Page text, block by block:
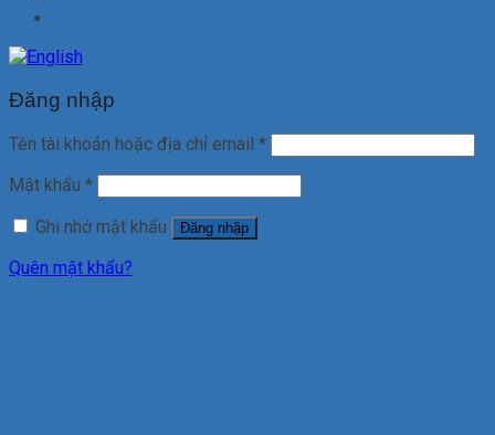
Đăng nhập
Tên tài khoản hoặc địa chỉ email *
Mật khẩu *
Ghi nhớ mật khẩu
Đăng nhập
Quên mật khẩu?